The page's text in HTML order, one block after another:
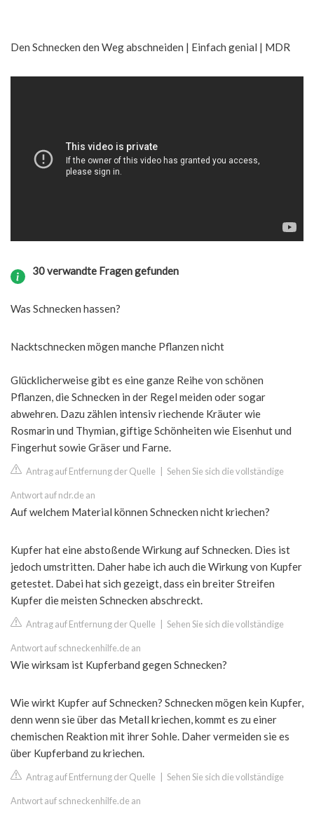
Den Schnecken den Weg abschneiden | Einfach genial | MDR
30 verwandte Fragen gefunden
Was Schnecken hassen?
Nacktschnecken mögen manche Pflanzen nicht
Glücklicherweise gibt es eine ganze Reihe von schönen
Pflanzen, die Schnecken in der Regel meiden oder sogar
abwehren. Dazu zählen intensiv riechende Kräuter wie
Rosmarin und Thymian, giftige Schönheiten wie Eisenhut und
Fingerhut sowie Gräser und Farne.
Antrag auf Entfernung der Quelle Sehen Sie sich die vollständige
Antwort auf ndr.de an
Auf welchem Material können Schnecken nicht kriechen?
Kupfer hat eine abstoßende Wirkung auf Schnecken. Dies ist
jedoch umstritten. Daher habe ich auch die Wirkung von Kupfer
getestet. Dabei hat sich gezeigt, dass ein breiter Streifen
Kupfer die meisten Schnecken abschreckt.
Antrag auf Entfernung der Quelle Sehen Sie sich die vollständige
Antwort auf schneckenhilfe.de an
Wie wirksam ist Kupferband gegen Schnecken?
Wie wirkt Kupfer auf Schnecken? Schnecken mögen kein Kupfer,
denn wenn sie über das Metall kriechen, kommt es zu einer
chemischen Reaktion mit ihrer Sohle. Daher vermeiden sie es
über Kupferband zu kriechen.
Antrag auf Entfernung der Quelle Sehen Sie sich die vollständige
Antwort auf schneckenhilfe.de an